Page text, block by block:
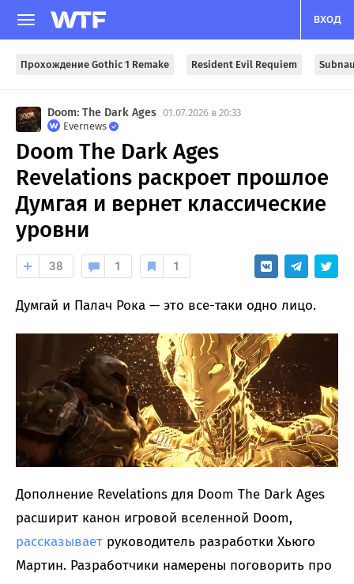
ВХОД
Прохождение Gothic 1 Remake Resident Evil Requiem
Doom: The Dark Ages 01.07.2026 в 20:33
Evernews
Doom The Dark Ages
Revelations раскроет прошлое
Думгая и вернет классические
уровни
38 1 1
Думгай и Палач Рока — это все-таки одно лицо.
Дополнение Revelations для Doom The Dark Ages
расширит канон игровой вселенной Doom,
рассказывает руководитель разработки Хьюго
Мартин. Разработчики намерены поговорить про